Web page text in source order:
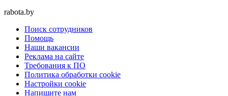
rabota.by
Поиск сотрудников
Помощь
Наши вакансии
Реклама на сайте
Требования к ПО
Политика обработки cookie
Настройки cookie
Напишите нам